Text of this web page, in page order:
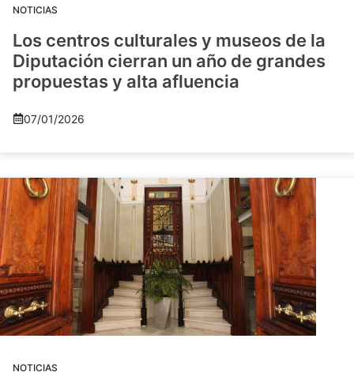
NOTICIAS
Los centros culturales y museos de la
Diputación cierran un año de grandes
propuestas y alta afluencia
07/01/2026
NOTICIAS